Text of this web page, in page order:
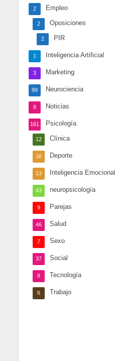
Empleo
2
Oposiciones
2
PIR
2
Inteligencia Artificial
1
Marketing
3
Neurociencia
99
Noticias
8
Psicología
161
Clínica
12
Deporte
16
Inteligencia Emocional
13
neuropsicología
43
Parejas
9
Salud
46
Sexo
7
Social
37
Tecnología
8
Trabajo
6